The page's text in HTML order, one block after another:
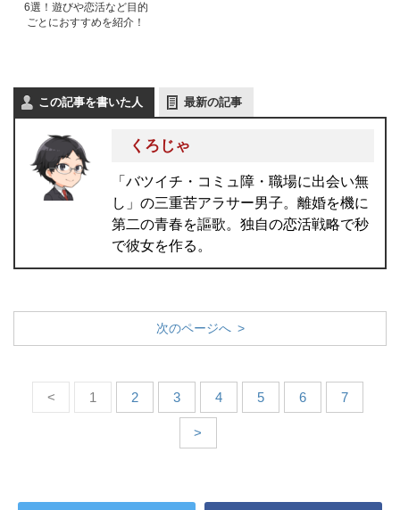
6選！遊びや恋活など目的
ごとにおすすめを紹介！
この記事を書いた人 最新の記事
くろじゃ
「バツイチ・コミュ障・職場に出会い無
し」の三重苦アラサー男子。離婚を機に
第二の青春を謳歌。独自の恋活戦略で秒
で彼女を作る。
次のページへ >
< 1 2 3 4 5 6 7
>